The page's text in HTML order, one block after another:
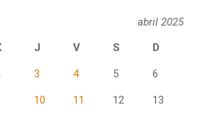
abril 2025
J V S D
3 4 5 6
10 11 12 13